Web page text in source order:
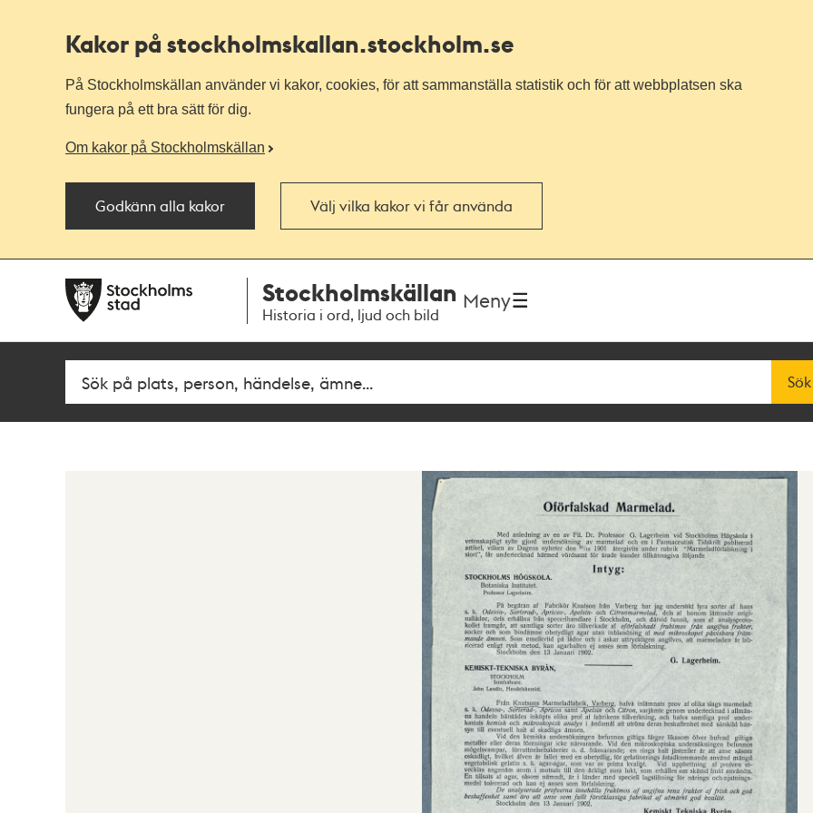
Kakor på stockholmskallan.stockholm.se
På Stockholmskällan använder vi kakor, cookies, för att sammanställa statistik och för att webbplatsen ska
fungera på ett bra sätt för dig.
Om kakor på Stockholmskällan
Godkänn alla kakor Välj vilka kakor vi får använda
navigationen
huvudinnehållet
Stockholmskällan
Historia i ord, ljud och bild
Meny
Fritextsök Sök